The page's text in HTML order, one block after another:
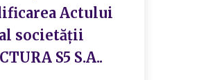
Actului
societății
S5 S.A..